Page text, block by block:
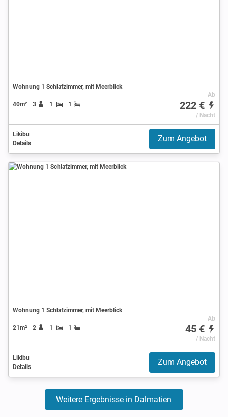
Wohnung 1 Schlafzimmer, mit Meerblick
40m² 3 1 1
Ab
222 €
/ Nacht
Likibu
Details
Zum Angebot
Wohnung 1 Schlafzimmer, mit Meerblick
21m² 2 1 1
Ab
45 €
/ Nacht
Likibu
Details
Zum Angebot
Weitere Ergebnisse in Dalmatien